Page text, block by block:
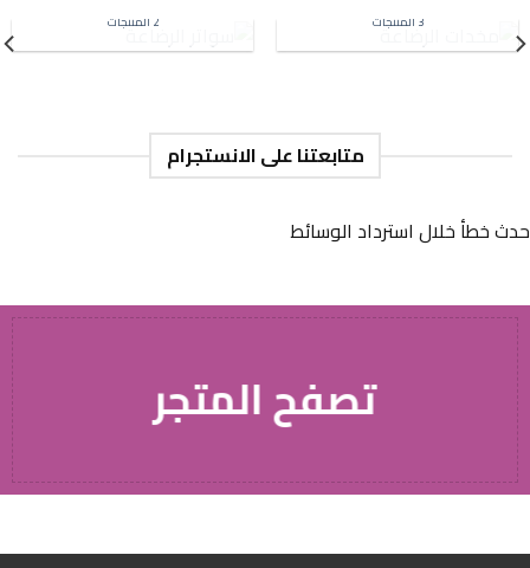
3 المنتجات 2 المنتجات
متابعتنا على الانستجرام
حدث خطأ خلال استرداد الوسائط
تصفح المتجر